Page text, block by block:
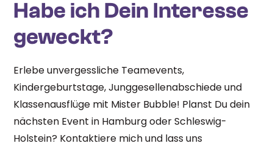
Habe ich Dein Interesse
geweckt?
Erlebe unvergessliche Teamevents,
Kindergeburtstage, Junggesellenabschiede und
Klassenausflüge mit Mister Bubble! Planst Du dein
nächsten Event in Hamburg oder Schleswig-
Holstein? Kontaktiere mich und lass uns